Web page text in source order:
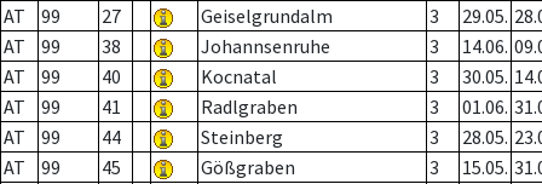
AT
99 27 Geiselgrundalm 3 29.05.
AT
99 38 Johannsenruhe 3 14.06.
AT
99 40 Kocnatal 3 30.05.
AT
99 41 Radlgraben 3 01.06.
AT
99 44 Steinberg 3 28.05.
AT
99 45 Gößgraben 3 15.05.